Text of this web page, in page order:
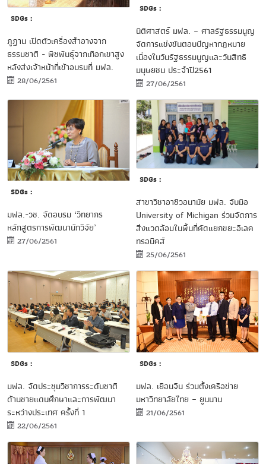
SDGs :
ภูฏาน เปิดตัวเครื่องสำอางจาก
ธรรมชาติ - พืชพันธุ์จากเทือกเขาสูง
หลังส่งเจ้าหน้าที่เข้าอบรมที่ มฟล.
28/06/2561
SDGs :
นิติศาสตร์ มฟล. – ศาลรัฐธรรมนูญ
จัดการแข่งขันตอบปัญหากฎหมาย
เนื่องในวันรัฐธรรมนูญและวันสิทธิ
มนุษยชน ประจำปี2561
27/06/2561
SDGs :
มฟล.-วช. จัดอบรม ‘วิทยากร
หลักสูตรการพัฒนานักวิจัย’
27/06/2561
SDGs :
สาขาวิชาอาชีวอนามัย มฟล. จับมือ
University of Michigan ร่วมจัดการ
สิ่งแวดล้อมในพื้นที่คัดแยกขยะอิเลค
ทรอนิคส์
25/06/2561
SDGs :
มฟล. จัดประชุมวิชาการระดับชาติ
ด้านชายแดนศึกษาและการพัฒนา
ระหว่างประเทศ ครั้งที่ 1
22/06/2561
SDGs :
มฟล. เยือนจีน ร่วมตั้งเครือข่าย
มหาวิทยาลัยไทย – ยูนนาน
21/06/2561